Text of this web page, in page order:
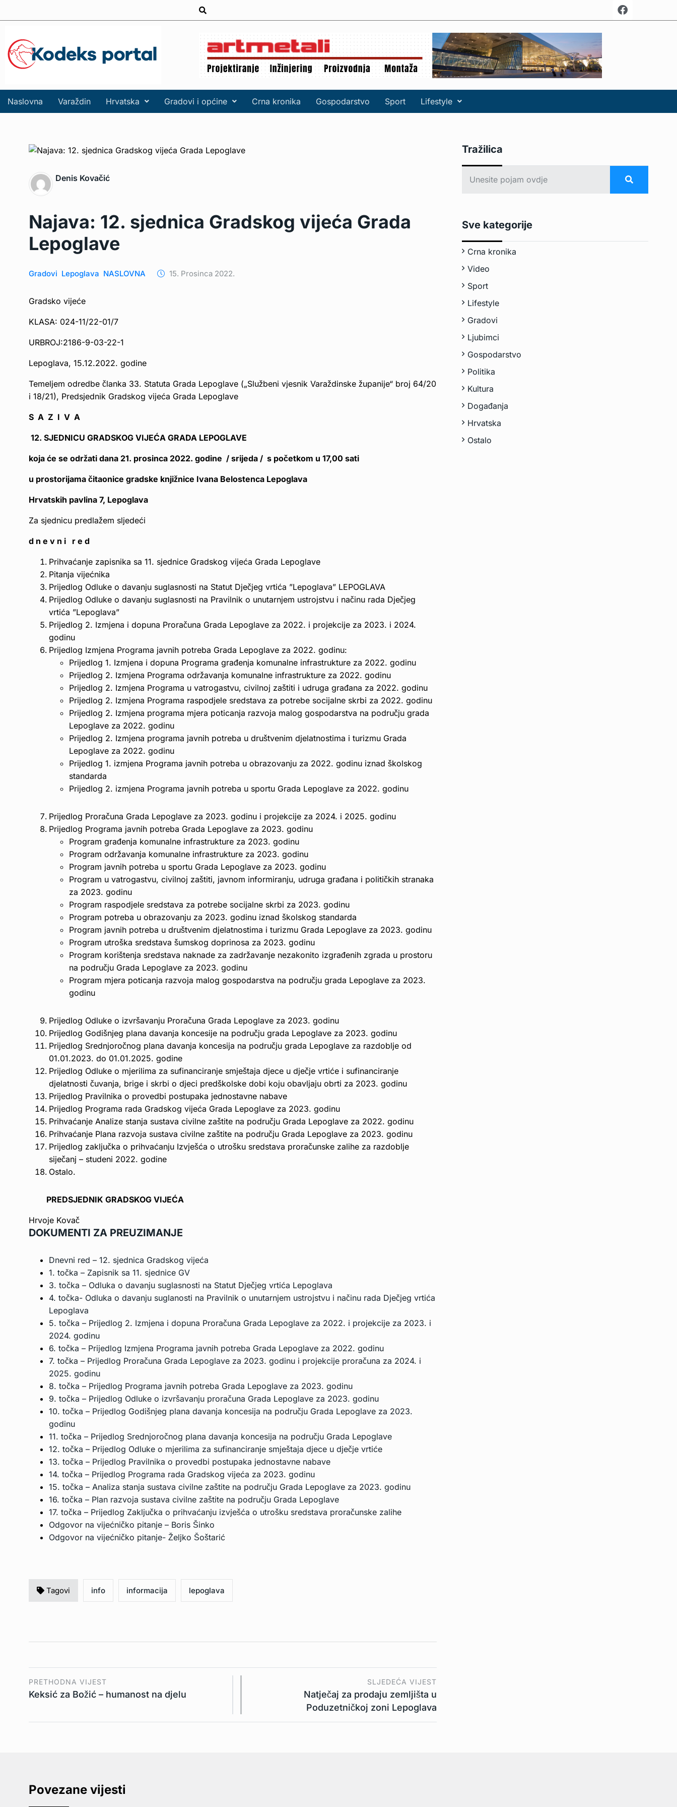
Naslovna Varaždin Hrvatska Gradovi i općine Crna kronika Gospodarstvo Sport Lifestyle
Denis Kovačić
Najava: 12. sjednica Gradskog vijeća Grada
Lepoglave
Gradovi Lepoglava NASLOVNA 15. Prosinca 2022.
Gradsko vijeće
KLASA: 024-11/22-01/7
URBROJ:2186-9-03-22-1
Lepoglava, 15.12.2022. godine
Temeljem odredbe članka 33. Statuta Grada Lepoglave („Službeni vjesnik Varaždinske županije“ broj 64/20
i 18/21), Predsjednik Gradskog vijeća Grada Lepoglave
S A Z I V A
12. SJEDNICU GRADSKOG VIJEĆA GRADA LEPOGLAVE
koja će se održati dana 21. prosinca 2022. godine / srijeda / s početkom u 17,00 sati
u prostorijama čitaonice gradske knjižnice Ivana Belostenca Lepoglava
Hrvatskih pavlina 7, Lepoglava
Za sjednicu predlažem sljedeći
d n e v n i r e d
Prihvaćanje zapisnika sa 11. sjednice Gradskog vijeća Grada Lepoglave
Pitanja vijećnika
Prijedlog Odluke o davanju suglasnosti na Statut Dječjeg vrtića ”Lepoglava” LEPOGLAVA
Prijedlog Odluke o davanju suglasnosti na Pravilnik o unutarnjem ustrojstvu i načinu rada Dječjeg
vrtića ”Lepoglava”
Prijedlog 2. Izmjena i dopuna Proračuna Grada Lepoglave za 2022. i projekcije za 2023. i 2024.
godinu
Prijedlog Izmjena Programa javnih potreba Grada Lepoglave za 2022. godinu:
Prijedlog 1. Izmjena i dopuna Programa građenja komunalne infrastrukture za 2022. godinu
Prijedlog 2. Izmjena Programa održavanja komunalne infrastrukture za 2022. godinu
Prijedlog 2. Izmjena Programa u vatrogastvu, civilnoj zaštiti i udruga građana za 2022. godinu
Prijedlog 2. Izmjena Programa raspodjele sredstava za potrebe socijalne skrbi za 2022. godinu
Prijedlog 2. Izmjena programa mjera poticanja razvoja malog gospodarstva na području grada
Lepoglave za 2022. godinu
Prijedlog 2. Izmjena programa javnih potreba u društvenim djelatnostima i turizmu Grada
Lepoglave za 2022. godinu
Prijedlog 1. izmjena Programa javnih potreba u obrazovanju za 2022. godinu iznad školskog
standarda
Prijedlog 2. izmjena Programa javnih potreba u sportu Grada Lepoglave za 2022. godinu
Prijedlog Proračuna Grada Lepoglave za 2023. godinu i projekcije za 2024. i 2025. godinu
Prijedlog Programa javnih potreba Grada Lepoglave za 2023. godinu
Program građenja komunalne infrastrukture za 2023. godinu
Program održavanja komunalne infrastrukture za 2023. godinu
Program javnih potreba u sportu Grada Lepoglave za 2023. godinu
Program u vatrogastvu, civilnoj zaštiti, javnom informiranju, udruga građana i političkih stranaka
za 2023. godinu
Program raspodjele sredstava za potrebe socijalne skrbi za 2023. godinu
Program potreba u obrazovanju za 2023. godinu iznad školskog standarda
Program javnih potreba u društvenim djelatnostima i turizmu Grada Lepoglave za 2023. godinu
Program utroška sredstava šumskog doprinosa za 2023. godinu
Program korištenja sredstava naknade za zadržavanje nezakonito izgrađenih zgrada u prostoru
na području Grada Lepoglave za 2023. godinu
Program mjera poticanja razvoja malog gospodarstva na području grada Lepoglave za 2023.
godinu
Prijedlog Odluke o izvršavanju Proračuna Grada Lepoglave za 2023. godinu
Prijedlog Godišnjeg plana davanja koncesije na području grada Lepoglave za 2023. godinu
Prijedlog Srednjoročnog plana davanja koncesija na području grada Lepoglave za razdoblje od
01.01.2023. do 01.01.2025. godine
Prijedlog Odluke o mjerilima za sufinanciranje smještaja djece u dječje vrtiće i sufinanciranje
djelatnosti čuvanja, brige i skrbi o djeci predškolske dobi koju obavljaju obrti za 2023. godinu
Prijedlog Pravilnika o provedbi postupaka jednostavne nabave
Prijedlog Programa rada Gradskog vijeća Grada Lepoglave za 2023. godinu
Prihvaćanje Analize stanja sustava civilne zaštite na području Grada Lepoglave za 2022. godinu
Prihvaćanje Plana razvoja sustava civilne zaštite na području Grada Lepoglave za 2023. godinu
Prijedlog zaključka o prihvaćanju Izvješća o utrošku sredstava proračunske zalihe za razdoblje
siječanj – studeni 2022. godine
Ostalo.
PREDSJEDNIK GRADSKOG VIJEĆA
Hrvoje Kovač
DOKUMENTI ZA PREUZIMANJE
Dnevni red – 12. sjednica Gradskog vijeća
1. točka – Zapisnik sa 11. sjednice GV
3. točka – Odluka o davanju suglasnosti na Statut Dječjeg vrtića Lepoglava
4. točka- Odluka o davanju suglanosti na Pravilnik o unutarnjem ustrojstvu i načinu rada Dječjeg vrtića
Lepoglava
5. točka – Prijedlog 2. Izmjena i dopuna Proračuna Grada Lepoglave za 2022. i projekcije za 2023. i
2024. godinu
6. točka – Prijedlog Izmjena Programa javnih potreba Grada Lepoglave za 2022. godinu
7. točka – Prijedlog Proračuna Grada Lepoglave za 2023. godinu i projekcije proračuna za 2024. i
2025. godinu
8. točka – Prijedlog Programa javnih potreba Grada Lepoglave za 2023. godinu
9. točka – Prijedlog Odluke o izvršavanju proračuna Grada Lepoglave za 2023. godinu
10. točka – Prijedlog Godišnjeg plana davanja koncesija na području Grada Lepoglave za 2023.
godinu
11. točka – Prijedlog Srednjoročnog plana davanja koncesija na području Grada Lepoglave
12. točka – Prijedlog Odluke o mjerilima za sufinanciranje smještaja djece u dječje vrtiće
13. točka – Prijedlog Pravilnika o provedbi postupaka jednostavne nabave
14. točka – Prijedlog Programa rada Gradskog vijeća za 2023. godinu
15. točka – Analiza stanja sustava civilne zaštite na području Grada Lepoglave za 2023. godinu
16. točka – Plan razvoja sustava civilne zaštite na području Grada Lepoglave
17. točka – Prijedlog Zaključka o prihvaćanju izvješća o utrošku sredstava proračunske zalihe
Odgovor na vijećničko pitanje – Boris Šinko
Odgovor na vijećničko pitanje- Željko Šoštarić
Tagovi info informacija lepoglava
PRETHODNA VIJEST
Keksić za Božić – humanost na djelu
SLJEDEĆA VIJEST
Natječaj za prodaju zemljišta u
Poduzetničkoj zoni Lepoglava
Tražilica
Sve kategorije
Crna kronika
Video
Sport
Lifestyle
Gradovi
Ljubimci
Gospodarstvo
Politika
Kultura
Događanja
Hrvatska
Ostalo
Povezane vijesti